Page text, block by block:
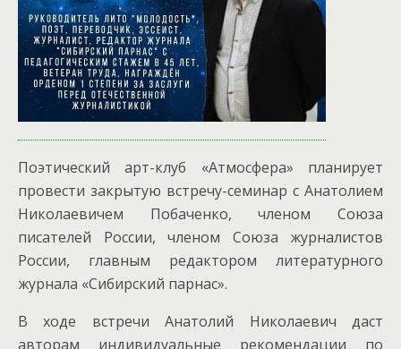
Поэтический арт-клуб «Атмосфера» планирует
провести закрытую встречу-семинар с Анатолием
Николаевичем Побаченко, членом Союза
писателей России, членом Союза журналистов
России, главным редактором литературного
журнала «Сибирский парнас».
В ходе встречи Анатолий Николаевич даст
авторам индивидуальные рекомендации по